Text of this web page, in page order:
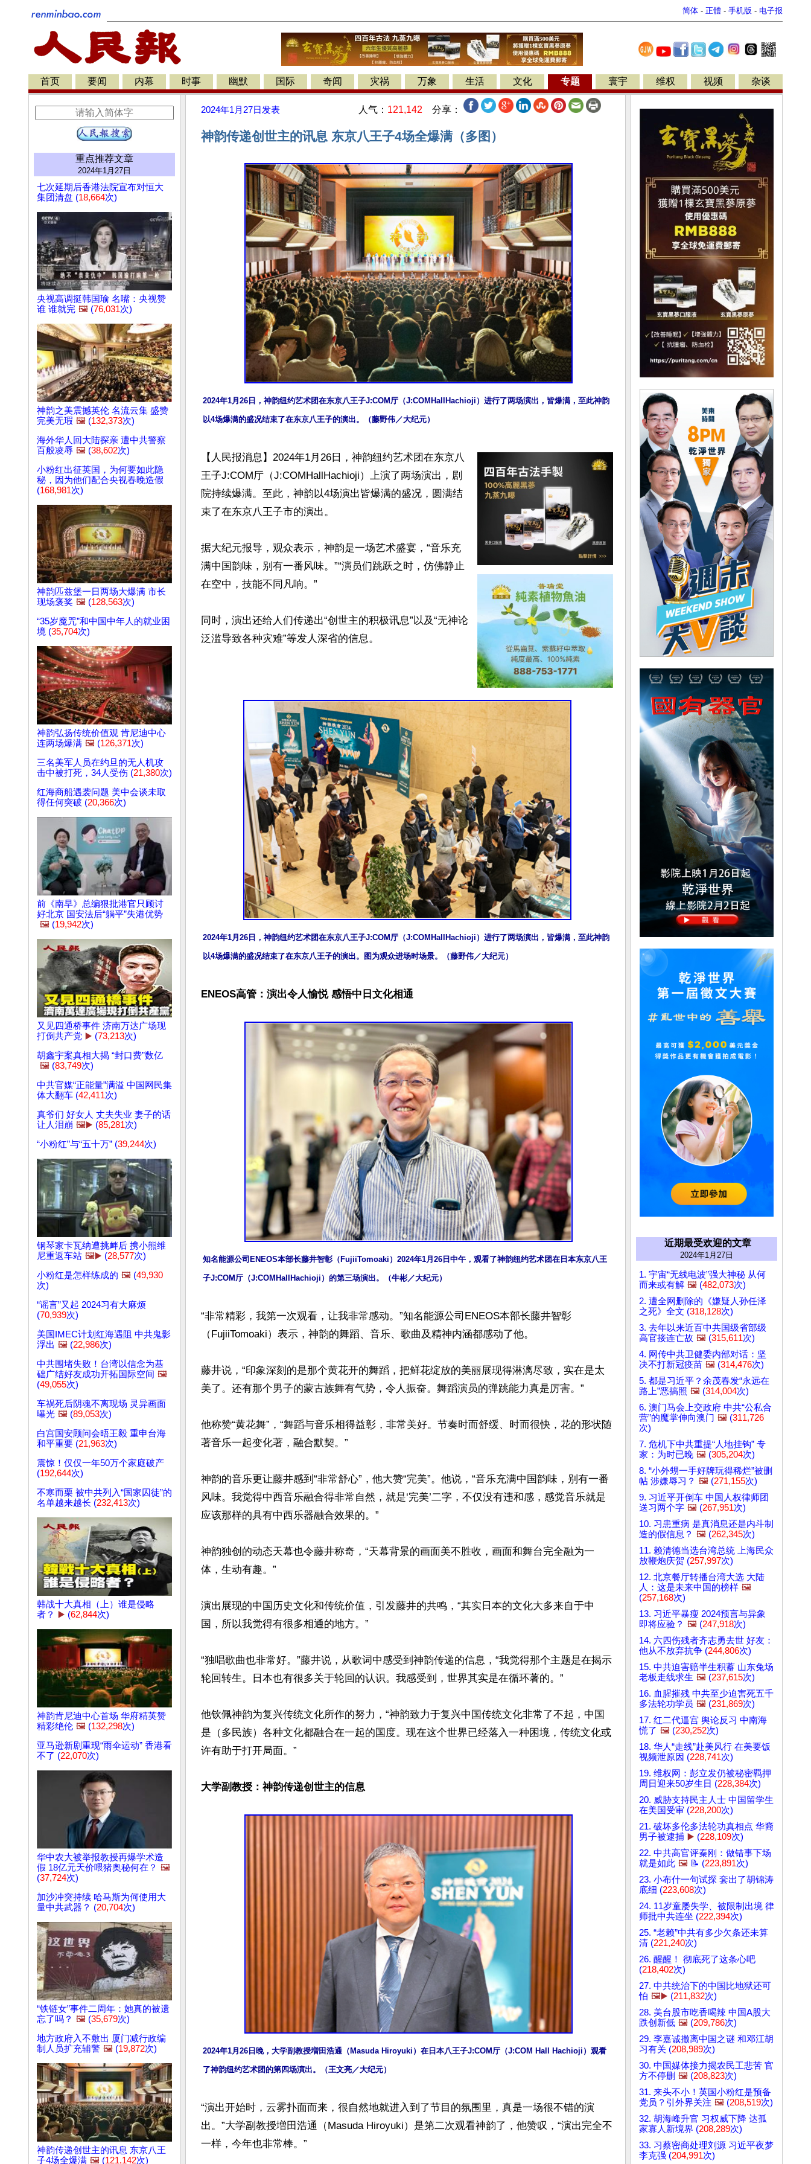
简体 - 正體 - 手机版 - 电子报
首页 要闻 内幕 时事 幽默 国际 奇闻 灾祸 万象 生活 文化 专题 寰宇 维权 视频 杂谈
重点推荐文章
2024年1月27日
七次延期后香港法院宣布对恒大
集团清盘 (18,664次)
央视高调挺韩国瑜 名嘴：央视赞
谁 谁就完 🖼️ (76,031次)
神韵之美震撼英伦 名流云集 盛赞
完美无瑕 🖼️ (132,373次)
海外华人回大陆探亲 遭中共警察
百般凌辱 🖼️ (38,602次)
小粉红出征英国，为何要如此隐
秘，因为他们配合央视春晚造假
(168,981次)
神韵匹兹堡一日两场大爆满 市长
现场褒奖 🖼️ (128,563次)
“35岁魔咒”和中国中年人的就业困
境 (35,704次)
神韵弘扬传统价值观 肯尼迪中心
连两场爆满 🖼️ (126,371次)
三名美军人员在约旦的无人机攻
击中被打死，34人受伤 (21,380次)
红海商船遇袭问题 美中会谈未取
得任何突破 (20,366次)
前《南早》总编狠批港官只顾讨
好北京 国安法后“躺平”失港优势
🖼️ (19,942次)
又见四通桥事件 济南万达广场现
打倒共产党 ▶️ (73,213次)
胡鑫宇案真相大揭 “封口费”数亿
🖼️ (83,749次)
中共官媒“正能量”满溢 中国网民集
体大翻车 (42,411次)
真爷们 好女人 丈夫失业 妻子的话
让人泪崩 🖼️▶️ (85,281次)
“小粉红”与“五十万” (39,244次)
钢琴家卡瓦纳遭挑衅后 携小熊维
尼重返车站 🖼️▶️ (28,577次)
小粉红是怎样练成的 🖼️ (49,930
次)
“谣言”又起 2024习有大麻烦
(70,939次)
美国IMEC计划红海遇阻 中共鬼影
浮出 🖼️ (22,986次)
中共围堵失败！台湾以信念为基
础广结好友成功开拓国际空间 🖼️
(49,055次)
车祸死后阴魂不离现场 灵异画面
曝光 🖼️ (89,053次)
白宫国安顾问会晤王毅 重申台海
和平重要 (21,963次)
震惊！仅仅一年50万个家庭破产
(192,644次)
不寒而栗 被中共列入“国家囚徒”的
名单越来越长 (232,413次)
韩战十大真相（上）谁是侵略
者？
▶️ (62,844次)
神韵肯尼迪中心首场 华府精英赞
精彩绝伦 🖼️ (132,298次)
亚马逊新剧重现“雨伞运动” 香港看
不了 (22,070次)
华中农大被举报教授再爆学术造
假 18亿元天价喂猪奥秘何在？ 🖼️
(37,724次)
加沙冲突持续 哈马斯为何使用大
量中共武器？ (20,704次)
“铁链女”事件二周年：她真的被遗
忘了吗？ 🖼️ (35,679次)
地方政府入不敷出 厦门减行政编
制人员扩充辅警 🖼️ (19,872次)
神韵传递创世主的讯息 东京八王
子4场全爆满 🖼️ (121,142次)
2024年1月27日 发表 人气： 121,142 分享：
神韵传递创世主的讯息 东京八王子4场全爆满（多图）
2024年1月26日，神韵纽约艺术团在东京八王子J:COM厅（J:COMHallHachioji）进行了两场演出，皆爆满，至此神韵
以4场爆满的盛况结束了在东京八王子的演出。（藤野伟／大纪元）
【人民报消息】2024年1月26日，神韵纽约艺术团在东京八
王子J:COM厅（J:COMHallHachioji）上演了两场演出，剧
院持续爆满。至此，神韵以4场演出皆爆满的盛况，圆满结
束了在东京八王子市的演出。
据大纪元报导，观众表示，神韵是一场艺术盛宴，“音乐充
满中国韵味，别有一番风味。”“演员们跳跃之时，仿佛静止
在空中，技能不同凡响。”
同时，演出还给人们传递出“创世主的积极讯息”以及“无神论
泛滥导致各种灾难”等发人深省的信息。
2024年1月26日，神韵纽约艺术团在东京八王子J:COM厅（J:COMHallHachioji）进行了两场演出，皆爆满，至此神韵
以4场爆满的盛况结束了在东京八王子的演出。图为观众进场时场景。（藤野伟／大纪元）
ENEOS高管：演出令人愉悦 感悟中日文化相通
知名能源公司ENEOS本部长藤井智彰（FujiiTomoaki）2024年1月26日中午，观看了神韵纽约艺术团在日本东京八王
子J:COM厅（J:COMHallHachioji）的第三场演出。（牛彬／大纪元）
“非常精彩，我第一次观看，让我非常感动。”知名能源公司ENEOS本部长藤井智彰
（FujiiTomoaki）表示，神韵的舞蹈、音乐、歌曲及精神内涵都感动了他。
藤井说，“印象深刻的是那个黄花开的舞蹈，把鲜花绽放的美丽展现得淋漓尽致，实在是太
美了。还有那个男子的蒙古族舞有气势，令人振奋。舞蹈演员的弹跳能力真是厉害。”
他称赞“黄花舞”，“舞蹈与音乐相得益彰，非常美好。节奏时而舒缓、时而很快，花的形状随
著音乐一起变化著，融合默契。”
神韵的音乐更让藤井感到“非常舒心”，他大赞“完美”。他说，“音乐充满中国韵味，别有一番
风味。我觉得中西音乐融合得非常自然，就是‘完美’二字，不仅没有违和感，感觉音乐就是
应该那样的具有中西乐器融合效果的。”
神韵独创的动态天幕也令藤井称奇，“天幕背景的画面美不胜收，画面和舞台完全融为一
体，生动有趣。”
演出展现的中国历史文化和传统价值，引发藤井的共鸣，“其实日本的文化大多来自于中
国，所以我觉得有很多相通的地方。”
“独唱歌曲也非常好。”藤井说，从歌词中感受到神韵传递的信息，“我觉得那个主题是在揭示
轮回转生。日本也有很多关于轮回的认识。我感受到，世界其实是在循环著的。”
他钦佩神韵为复兴传统文化所作的努力，“神韵致力于复兴中国传统文化非常了不起，中国
是（多民族）各种文化都融合在一起的国度。现在这个世界已经落入一种困境，传统文化或
许有助于打开局面。”
大学副教授：神韵传递创世主的信息
2024年1月26日晚，大学副教授増田浩通（Masuda Hiroyuki）在日本八王子J:COM厅（J:COM Hall Hachioji）观看
了神韵纽约艺术团的第四场演出。（王文亮／大纪元）
“演出开始时，云雾扑面而来，很自然地就进入到了节目的氛围里，真是一场很不错的演
出。”大学副教授増田浩通（Masuda Hiroyuki）是第二次观看神韵了，他赞叹，“演出完全不
一样，今年也非常棒。”
近期最受欢迎的文章
2024年1月27日
1. 宇宙“无线电波”强大神秘 从何
而来或有解 🖼️ (482,073次)
2. 遭全网删除的《嫌疑人孙任泽
之死》全文 (318,128次)
3. 去年以来近百中共国级省部级
高官接连亡故 🖼️ (315,611次)
4. 网传中共卫健委内部对话：坚
决不打新冠疫苗 🖼️ (314,476次)
5. 都是习近平？余茂春发“永远在
路上”恶搞照 🖼️ (314,004次)
6. 澳门马会上交政府 中共“公私合
营”的魔掌伸向澳门 🖼️ (311,726
次)
7. 危机下中共重提“人地挂钩” 专
家：为时已晚 🖼️ (305,204次)
8. “小外甥一手好牌玩得稀烂”被删
帖 涉嫌辱习？ 🖼️ (271,155次)
9. 习近平开倒车 中国人权律师团
送习两个字 🖼️ (267,951次)
10. 习患重病 是真消息还是内斗制
造的假信息？ 🖼️ (262,345次)
11. 赖清德当选台湾总统 上海民众
放鞭炮庆贺 (257,997次)
12. 北京餐厅转播台湾大选 大陆
人：这是未来中国的榜样 🖼️
(257,168次)
13. 习近平暴瘦 2024预言与异象
即将应验？ 🖼️ (247,918次)
14. 六四伤残者齐志勇去世 好友：
他从不放弃抗争 (244,806次)
15. 中共迫害赔半生积蓄 山东兔场
老板走线求生 🖼️ (237,615次)
16. 血腥摧残 中共至少迫害死五千
多法轮功学员 🖼️ (231,869次)
17. 红二代逼宫 舆论反习 中南海
慌了 🖼️ (230,252次)
18. 华人“走线”赴美风行 在美要饭
视频泄原因 (228,741次)
19. 维权网：彭立发仍被秘密羁押
周日迎来50岁生日 (228,384次)
20. 威胁支持民主人士 中国留学生
在美国受审 (228,200次)
21. 破坏多伦多法轮功真相点 华裔
男子被逮捕 ▶️ (228,109次)
22. 中共高官评秦刚：做错事下场
就是如此 🖼️ 📝 (223,891次)
23. 小布什一句试探 套出了胡锦涛
底细 (223,608次)
24. 11岁童屡失学、被限制出境 律
师批中共连坐 (222,394次)
25. “老赖”中共有多少欠条还未算
清 (221,240次)
26. 醒醒！ 彻底死了这条心吧
(218,402次)
27. 中共统治下的中国比地狱还可
怕 🖼️▶️ (211,832次)
28. 美台股市吃香喝辣 中国A股大
跌创新低 🖼️ (209,786次)
29. 李嘉诚撤离中国之谜 和邓江胡
习有关 (208,989次)
30. 中国媒体接力揭农民工悲苦 官
方不停删 🖼️ (208,823次)
31. 来头不小！英国小粉红是预备
党员？引外界关注 🖼️ (208,519次)
32. 胡海峰升官 习权威下降 达孤
家寡人新境界 (208,289次)
33. 习蔡密商处理刘源 习近平夜梦
李克强 (204,991次)